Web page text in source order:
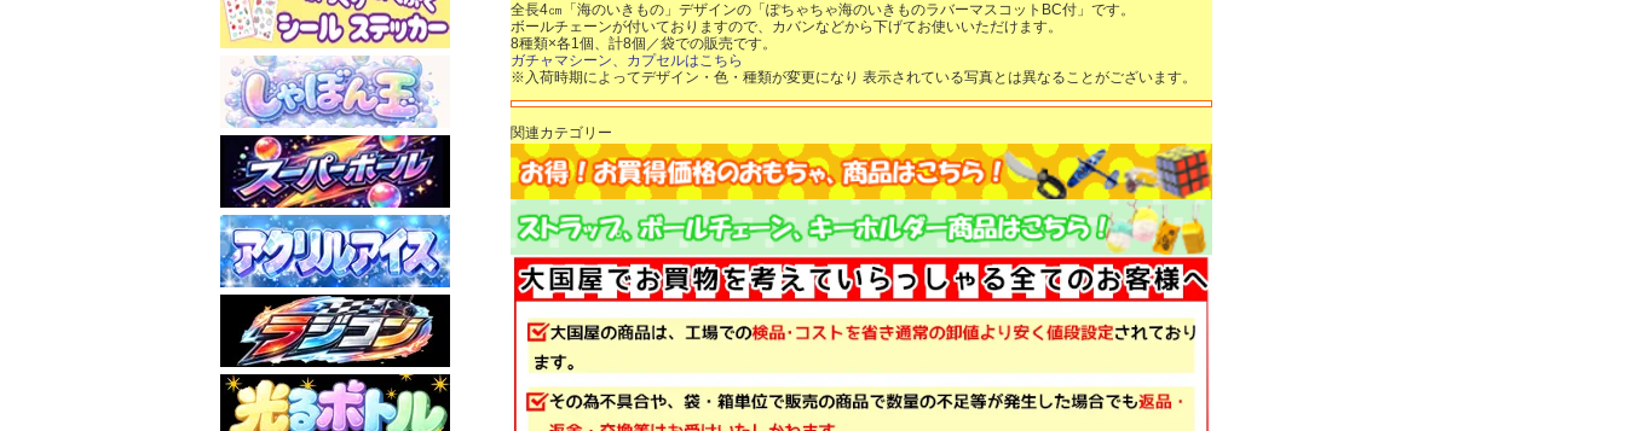
全長4㎝「海のいきもの」デザインの「ぽちゃちゃ海のいきものラバーマスコットBC付」です。
ボールチェーンが付いておりますので、カバンなどから下げてお使いいただけます。
8種類×各1個、計8個／袋での販売です。
ガチャマシーン、カプセルはこちら
※入荷時期によってデザイン・色・種類が変更になり 表示されている写真とは異なることがございます。
関連カテゴリー